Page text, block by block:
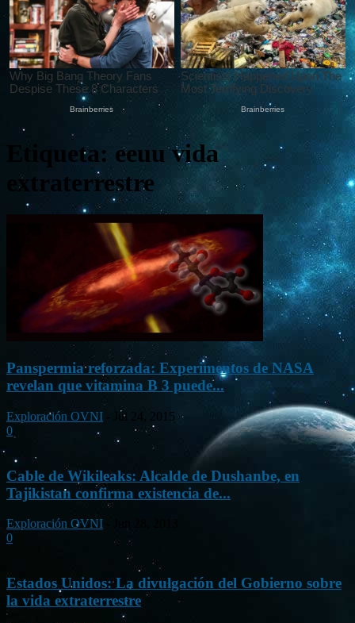
Etiqueta: eeuu vida
extraterrestre
Panspermia reforzada: Experimentos de NASA
revelan que vitamina B 3 puede...
Exploración OVNI
Jul 24, 2015
0
Cable de Wikileaks: Alcalde de Dushanbe, en
Tajikistan confirma existencia de...
Exploración OVNI
0
Estados Unidos: La divulgación del Gobierno sobre
la vida extraterrestre